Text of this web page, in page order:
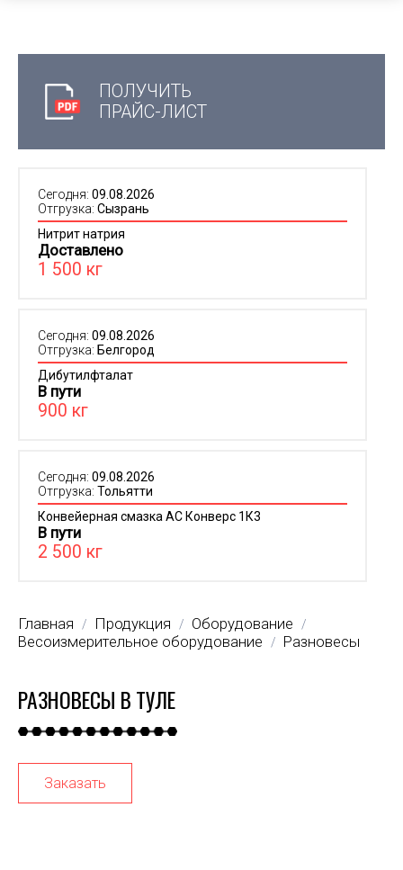
ПОЛУЧИТЬ
ПРАЙС-ЛИСТ
Сегодня: 09.08.2026
Отгрузка: Сызрань
Нитрит натрия
Доставлено
1 500 кг
Сегодня: 09.08.2026
Отгрузка: Белгород
Дибутилфталат
В пути
900 кг
Сегодня: 09.08.2026
Отгрузка: Тольятти
Конвейерная смазка АС Конверс 1К3
В пути
2 500 кг
Главная / Продукция / Оборудование /
Весоизмерительное оборудование / Разновесы
РАЗНОВЕСЫ В ТУЛЕ
Заказать